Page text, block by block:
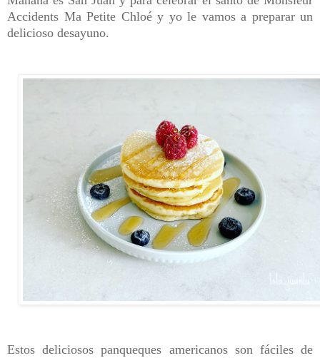
Accidents Ma Petite Chloé y yo le vamos a preparar un
delicioso desayuno.
Estos deliciosos panqueques americanos son fáciles de